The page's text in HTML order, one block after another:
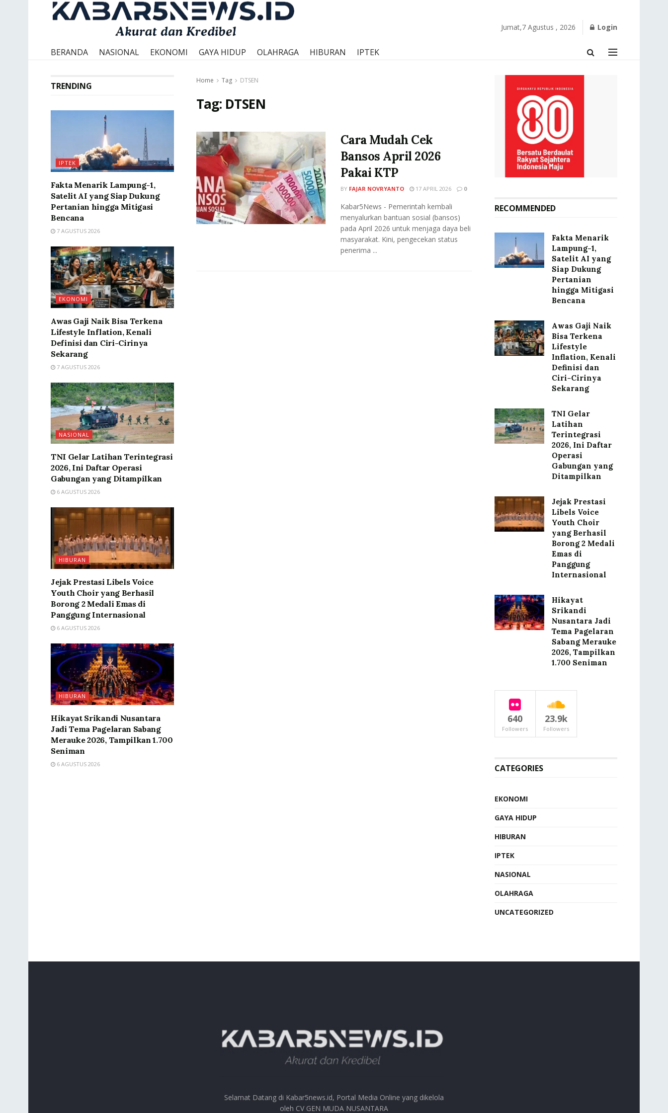
Jumat,7 Agustus , 2026 Login
BERANDA NASIONAL EKONOMI GAYA HIDUP OLAHRAGA HIBURAN IPTEK
Home Tag DTSEN
Tag: DTSEN
Cara Mudah Cek
Bansos April 2026
Pakai KTP
BY FAJAR NOVRYANTO 17 APRIL 2026 0
Kabar5News - Pemerintah kembali
menyalurkan bantuan sosial (bansos)
pada April 2026 untuk menjaga daya beli
masyarakat. Kini, pengecekan status
penerima ...
TRENDING
IPTEK
Fakta Menarik Lampung-1,
Satelit AI yang Siap Dukung
Pertanian hingga Mitigasi
Bencana
7 AGUSTUS 2026
EKONOMI
Awas Gaji Naik Bisa Terkena
Lifestyle Inflation, Kenali
Definisi dan Ciri-Cirinya
Sekarang
7 AGUSTUS 2026
NASIONAL
TNI Gelar Latihan Terintegrasi
2026, Ini Daftar Operasi
Gabungan yang Ditampilkan
6 AGUSTUS 2026
HIBURAN
Jejak Prestasi Libels Voice
Youth Choir yang Berhasil
Borong 2 Medali Emas di
Panggung Internasional
6 AGUSTUS 2026
HIBURAN
Hikayat Srikandi Nusantara
Jadi Tema Pagelaran Sabang
Merauke 2026, Tampilkan 1.700
Seniman
6 AGUSTUS 2026
RECOMMENDED
Fakta Menarik
Lampung-1,
Satelit AI yang
Siap Dukung
Pertanian
hingga Mitigasi
Bencana
Awas Gaji Naik
Bisa Terkena
Lifestyle
Inflation, Kenali
Definisi dan
Ciri-Cirinya
Sekarang
TNI Gelar
Latihan
Terintegrasi
2026, Ini Daftar
Operasi
Gabungan yang
Ditampilkan
Jejak Prestasi
Libels Voice
Youth Choir
yang Berhasil
Borong 2 Medali
Emas di
Panggung
Internasional
Hikayat
Srikandi
Nusantara Jadi
Tema Pagelaran
Sabang Merauke
2026, Tampilkan
1.700 Seniman
640
Followers
23.9k
Followers
CATEGORIES
EKONOMI
GAYA HIDUP
HIBURAN
IPTEK
NASIONAL
OLAHRAGA
UNCATEGORIZED
Selamat Datang di Kabar5news.id, Portal Media Online yang dikelola
oleh CV GEN MUDA NUSANTARA